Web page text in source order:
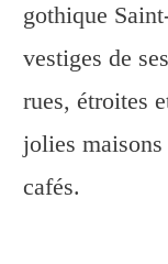
gothique
vestiges de
rues, étroites
jolies maisons
cafés.